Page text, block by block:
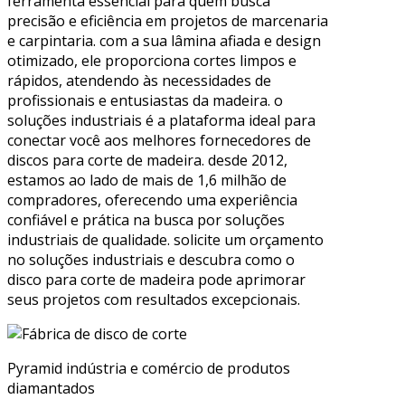
precisão e eficiência em projetos de marcenaria
e carpintaria. com a sua lâmina afiada e design
otimizado, ele proporciona cortes limpos e
rápidos, atendendo às necessidades de
profissionais e entusiastas da madeira. o
soluções industriais é a plataforma ideal para
conectar você aos melhores fornecedores de
discos para corte de madeira. desde 2012,
estamos ao lado de mais de 1,6 milhão de
compradores, oferecendo uma experiência
confiável e prática na busca por soluções
industriais de qualidade. solicite um orçamento
no soluções industriais e descubra como o
disco para corte de madeira pode aprimorar
seus projetos com resultados excepcionais.
Pyramid indústria e comércio de produtos
diamantados